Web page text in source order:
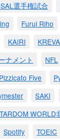
選手権試合
Furui Riho
KAIRI KREVA
ナメント
NFL
Pizzicato Five
SAKI
WORLD
Spotify TOEIC